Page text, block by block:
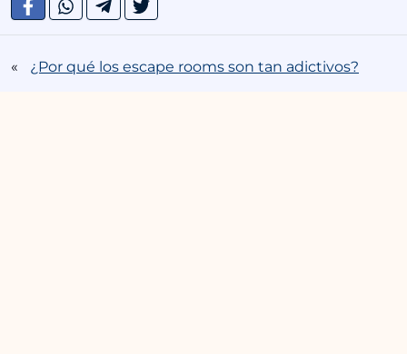
« ¿Por qué los escape rooms son tan adictivos?